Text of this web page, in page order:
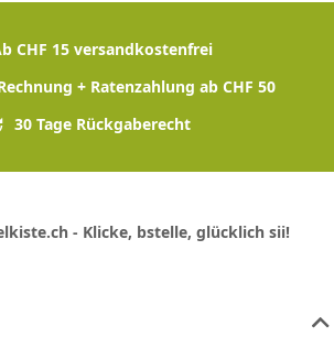
CHF 15 versandkostenfrei
+ Ratenzahlung ab CHF 50
30 Tage Rückgaberecht
- Klicke, bstelle, glücklich sii!